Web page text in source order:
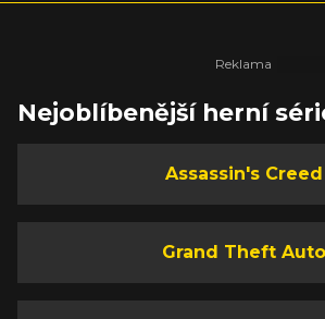
Nejoblíbenější herní
Assassin's Creed
Grand Theft Auto